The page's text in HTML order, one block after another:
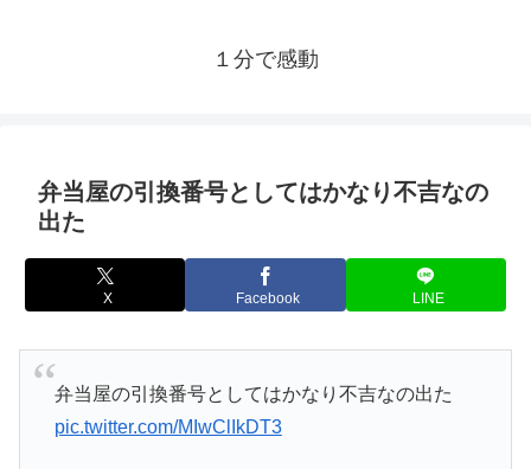
１分で感動
弁当屋の引換番号としてはかなり不吉なの
出た
X Facebook LINE
弁当屋の引換番号としてはかなり不吉なの出た
pic.twitter.com/MIwClIkDT3